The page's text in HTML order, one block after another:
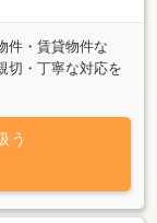
件・賃貸物件な
切・丁寧な対応を
う